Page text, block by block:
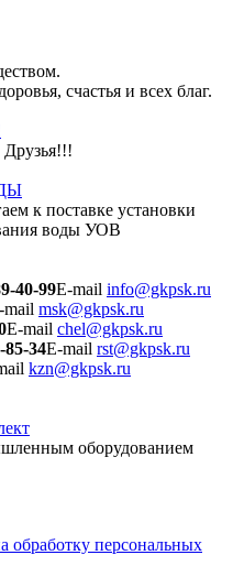
счастья и всех благ.
к поставке установки
воды УОВ
40-99E-mail info@gkpsk.ru
mail msk@gkpsk.ru
E-mail chel@gkpsk.ru
85-34E-mail rst@gkpsk.ru
kzn@gkpsk.ru
оборудованием
обработку персональных